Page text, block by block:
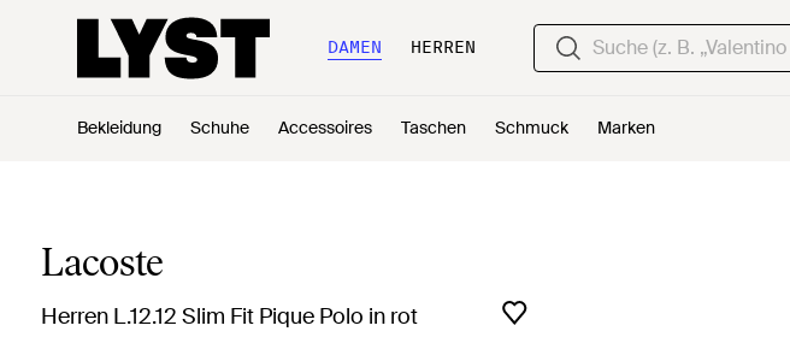
DAMEN HERREN
Bekleidung Schuhe Accessoires Taschen Schmuck Marken
Lacoste
Herren L.12.12 Slim Fit Pique Polo in rot